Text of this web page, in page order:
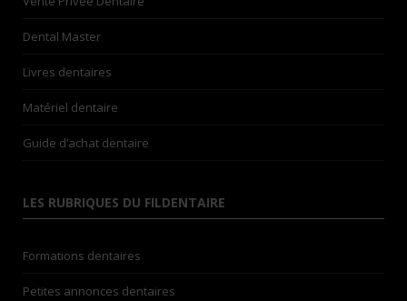
Dental Master
Livres dentaires
Matériel dentaire
Guide d’achat dentaire
LES RUBRIQUES DU FILDENTAIRE
Formations dentaires
Petites annonces dentaires